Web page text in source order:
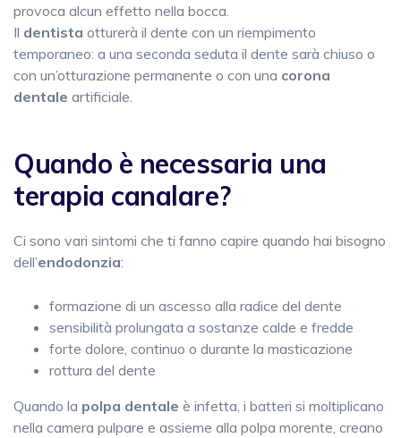
provoca alcun effetto nella bocca.
Il dentista otturerà il dente con un riempimento
temporaneo: a una seconda seduta il dente sarà chiuso o
con un’otturazione permanente o con una corona
dentale artificiale.
Quando è necessaria una
terapia canalare?
Ci sono vari sintomi che ti fanno capire quando hai bisogno
dell’endodonzia:
formazione di un ascesso alla radice del dente
sensibilità prolungata a sostanze calde e fredde
forte dolore, continuo o durante la masticazione
rottura del dente
Quando la polpa dentale è infetta, i batteri si moltiplicano
nella camera pulpare e assieme alla polpa morente, creano